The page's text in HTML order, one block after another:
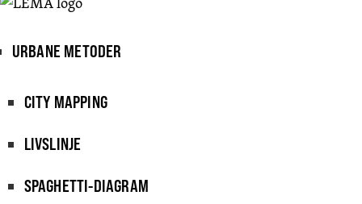
URBANE METODER
CITY MAPPING
LIVSLINJE
SPAGHETTI-DIAGRAM